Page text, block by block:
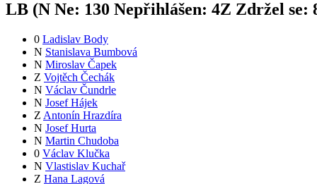
LB (N Ne: 130 Nepřihlášen: 4Z Zdržel se:
0 Ladislav Body
N Stanislava Bumbová
N Miroslav Čapek
Z Vojtěch Čechák
N Václav Čundrle
N Josef Hájek
Z Antonín Hrazdíra
N Josef Hurta
N Martin Chudoba
0 Václav Klučka
N Vlastislav Kuchař
Z Hana Lagová